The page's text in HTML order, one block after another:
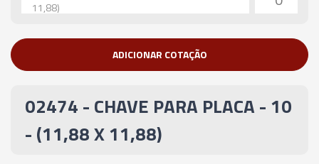
11,88)
02475 - CHAVE PARA PLACA - 12 - (12,65 X
06173 - CHAVE PARA PLACA - 15 - (13,60 X
13,60)
ADICIONAR COTAÇÃO
02474 - CHAVE PARA PLACA - 10
- (11,88 X 11,88)